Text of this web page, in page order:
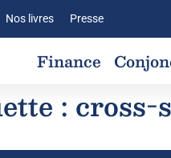
Nos livres Presse
Finance
: cross-